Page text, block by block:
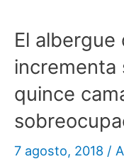
El albergue
incrementa
quince
7 agosto, 2018 /